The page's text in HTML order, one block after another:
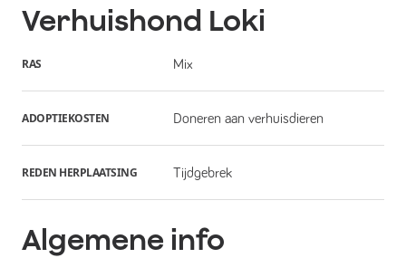
Verhuishond Loki
RAS Mix
ADOPTIEKOSTEN Doneren aan verhuisdieren
REDEN HERPLAATSING Tijdgebrek
Algemene info